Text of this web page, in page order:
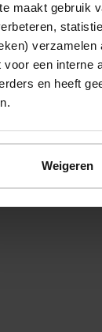
maakt gebruik
verzamelen
voor een interne
en heeft
Weigeren